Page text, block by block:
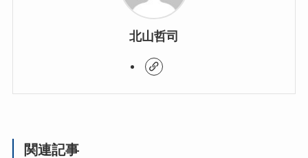
北山哲司
関連記事